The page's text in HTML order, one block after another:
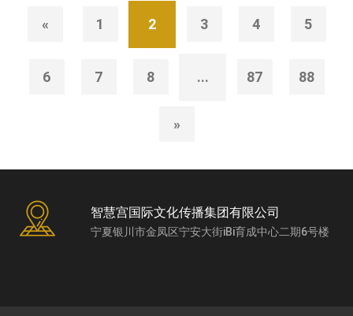
« 1 2 3 4 5
6 7 8 ... 87 88
»
智慧宫国际文化传播集团有限公司
宁夏银川市金凤区宁安大街iBi育成中心二期6号楼